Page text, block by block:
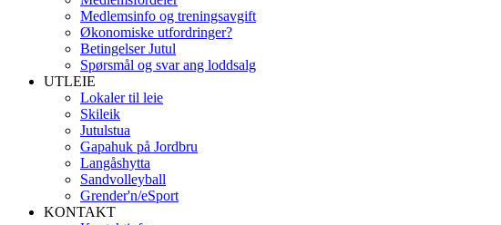
Medlemsinfo og treningsavgift
Økonomiske utfordringer?
Betingelser Jutul
Spørsmål og svar ang loddsalg
UTLEIE
Lokaler til leie
Skileik
Jutulstua
Gapahuk på Jordbru
Langåshytta
Sandvolleyball
Grender'n/eSport
KONTAKT